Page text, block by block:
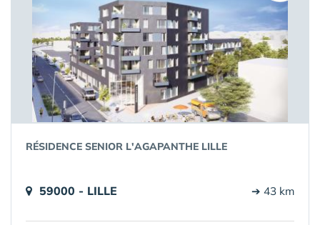
RÉSIDENCE SENIOR L'AGAPANTHE LILLE
59000 - LILLE ➔ 43 km